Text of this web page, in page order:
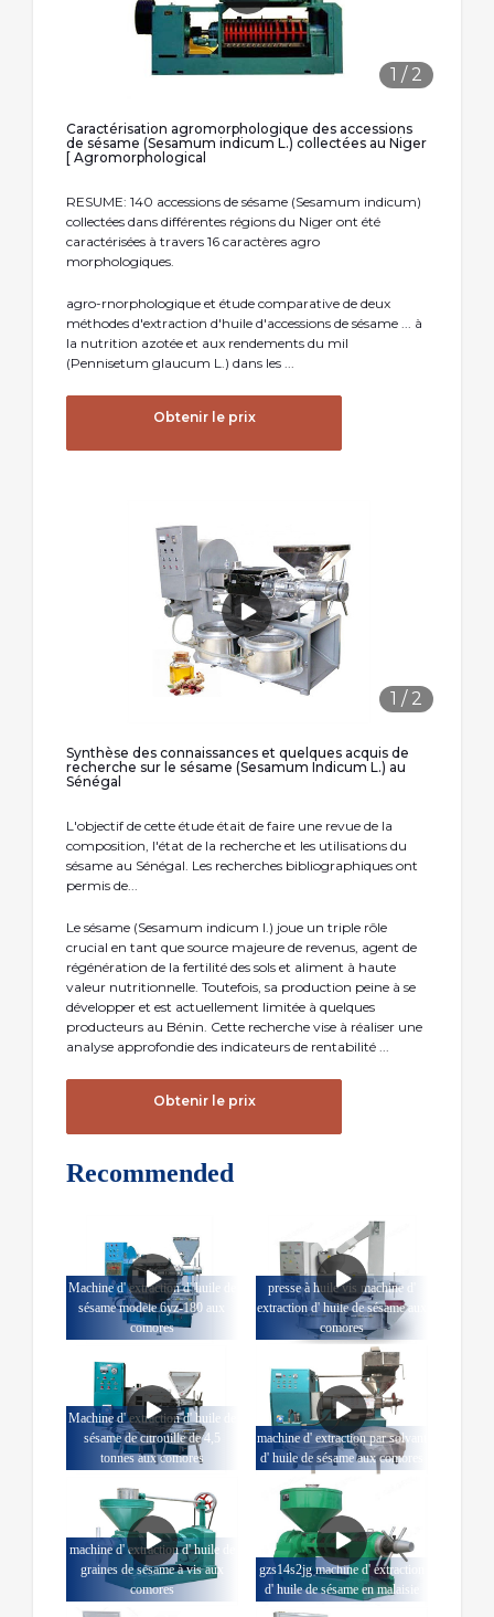
1 / 2
Caractérisation agromorphologique des accessions
de sésame (Sesamum indicum L.) collectées au Niger
[ Agromorphological
RESUME: 140 accessions de sésame (Sesamum indicum)
collectées dans différentes régions du Niger ont été
caractérisées à travers 16 caractères agro
morphologiques.
agro-rnorphologique et étude comparative de deux
méthodes d'extraction d'huile d'accessions de sésame ... à
la nutrition azotée et aux rendements du mil
(Pennisetum glaucum L.) dans les ...
Obtenir le prix
1 / 2
Synthèse des connaissances et quelques acquis de
recherche sur le sésame (Sesamum Indicum L.) au
Sénégal
L'objectif de cette étude était de faire une revue de la
composition, l'état de la recherche et les utilisations du
sésame au Sénégal. Les recherches bibliographiques ont
permis de...
Le sésame (Sesamum indicum l.) joue un triple rôle
crucial en tant que source majeure de revenus, agent de
régénération de la fertilité des sols et aliment à haute
valeur nutritionnelle. Toutefois, sa production peine à se
développer et est actuellement limitée à quelques
producteurs au Bénin. Cette recherche vise à réaliser une
analyse approfondie des indicateurs de rentabilité ...
Obtenir le prix
Recommended
Machine d' extraction d' huile de
sésame modèle 6yz-180 aux
comores
presse à huile vis machine d'
extraction d' huile de sésame aux
comores
Machine d' extraction d' huile de
sésame de citrouille de 4,5
tonnes aux comores
machine d' extraction par solvant
d' huile de sésame aux comores
machine d' extraction d' huile de
graines de sésame à vis aux
comores
gzs14s2jg machine d' extraction
d' huile de sésame en malaisie